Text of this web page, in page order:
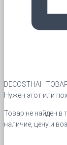
DECOSTHAI ·
Нужен этот или
Товар не найден в
наличие, цену и